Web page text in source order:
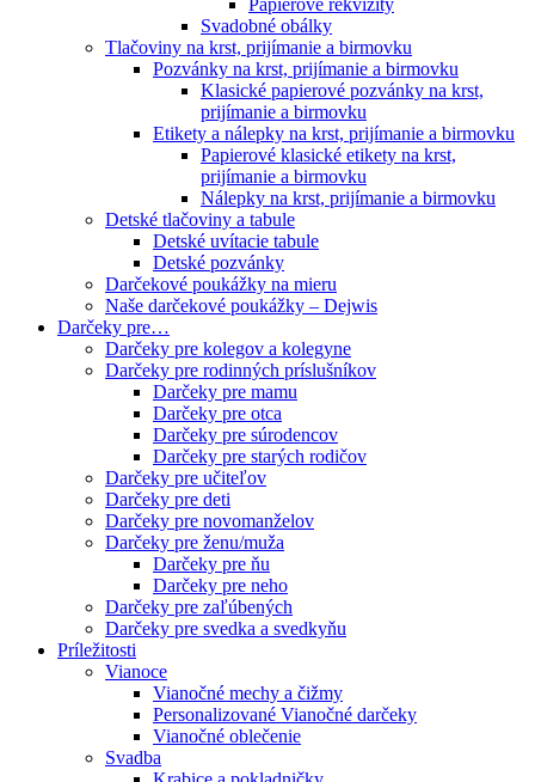
Papierové rekvizity
Svadobné obálky
Tlačoviny na krst, prijímanie a birmovku
Pozvánky na krst, prijímanie a birmovku
Klasické papierové pozvánky na krst,
prijímanie a birmovku
Etikety a nálepky na krst, prijímanie a birmovku
Papierové klasické etikety na krst,
prijímanie a birmovku
Nálepky na krst, prijímanie a birmovku
Detské tlačoviny a tabule
Detské uvítacie tabule
Detské pozvánky
Darčekové poukážky na mieru
Naše darčekové poukážky – Dejwis
Darčeky pre…
Darčeky pre kolegov a kolegyne
Darčeky pre rodinných príslušníkov
Darčeky pre mamu
Darčeky pre otca
Darčeky pre súrodencov
Darčeky pre starých rodičov
Darčeky pre učiteľov
Darčeky pre deti
Darčeky pre novomanželov
Darčeky pre ženu/muža
Darčeky pre ňu
Darčeky pre neho
Darčeky pre zaľúbených
Darčeky pre svedka a svedkyňu
Príležitosti
Vianoce
Vianočné mechy a čižmy
Personalizované Vianočné darčeky
Vianočné oblečenie
Svadba